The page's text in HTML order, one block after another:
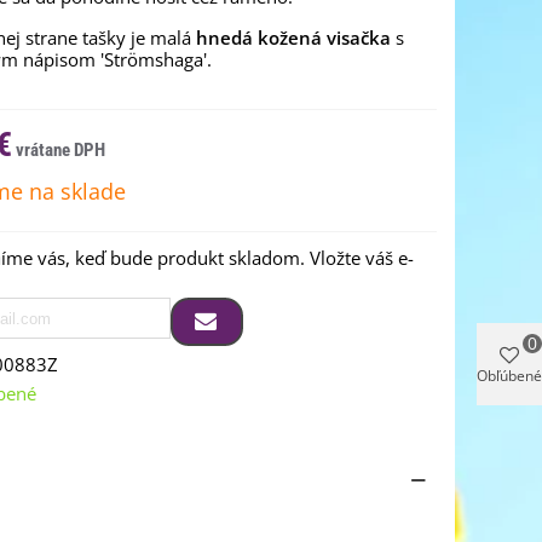
strane tašky je malá hnedá kožená visačka s
nápisom 'Strömshaga'.
na sklade
vás, keď bude produkt skladom. Vložte váš e-
Obľúbené
0